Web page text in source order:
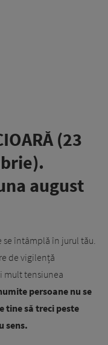
(23
august
se întâmplă în jurul tău.
de vigilență
mult tensiunea
persoane nu se
tine să treci peste
sens.